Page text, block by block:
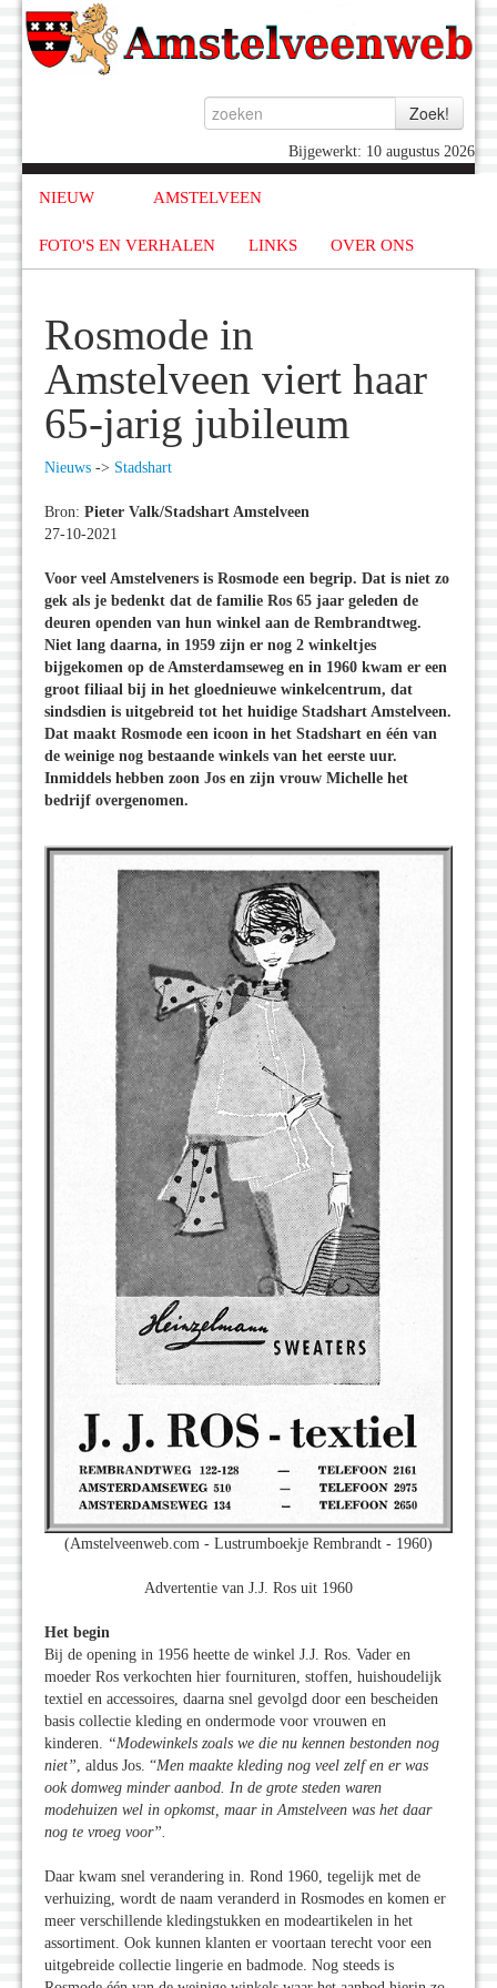
Bijgewerkt: 10 augustus 2026
NIEUW AMSTELVEEN
FOTO'S EN VERHALEN LINKS OVER ONS
Rosmode in
Amstelveen viert haar
65-jarig jubileum
Nieuws -> Stadshart
Bron: Pieter Valk/Stadshart Amstelveen
27-10-2021
Voor veel Amstelveners is Rosmode een begrip. Dat is niet zo
gek als je bedenkt dat de familie Ros 65 jaar geleden de
deuren openden van hun winkel aan de Rembrandtweg.
Niet lang daarna, in 1959 zijn er nog 2 winkeltjes
bijgekomen op de Amsterdamseweg en in 1960 kwam er een
groot filiaal bij in het gloednieuwe winkelcentrum, dat
sindsdien is uitgebreid tot het huidige Stadshart Amstelveen.
Dat maakt Rosmode een icoon in het Stadshart en één van
de weinige nog bestaande winkels van het eerste uur.
Inmiddels hebben zoon Jos en zijn vrouw Michelle het
bedrijf overgenomen.
(Amstelveenweb.com - Lustrumboekje Rembrandt - 1960)
Advertentie van J.J. Ros uit 1960
Het begin
Bij de opening in 1956 heette de winkel J.J. Ros. Vader en
moeder Ros verkochten hier fournituren, stoffen, huishoudelijk
textiel en accessoires, daarna snel gevolgd door een bescheiden
basis collectie kleding en ondermode voor vrouwen en
kinderen.
“Modewinkels zoals we die nu kennen bestonden nog
niet” , aldus Jos. “Men maakte kleding nog veel zelf en er was
ook domweg minder aanbod. In de grote steden waren
modehuizen wel in opkomst, maar in Amstelveen was het daar
nog te vroeg voor”.
Daar kwam snel verandering in. Rond 1960, tegelijk met de
verhuizing, wordt de naam veranderd in Rosmodes en komen er
meer verschillende kledingstukken en modeartikelen in het
assortiment. Ook kunnen klanten er voortaan terecht voor een
uitgebreide collectie lingerie en badmode. Nog steeds is